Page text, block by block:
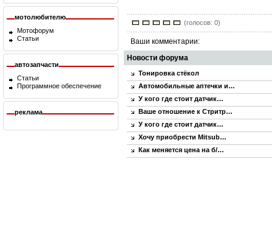
мотолюбителю
Мотофорум
Статьи
автозапчасти
Статьи
Программное обеспечение
реклама
(голосов: 0)
Ваши комментарии:
Новости форума
Тонировка стёкол
Автомобильные аптечки и…
У кого где стоит датчик…
Ваше отношение к Стритр…
У кого где стоит датчик…
Хочу приобрести Mitsub…
Как меняется цена на б/…